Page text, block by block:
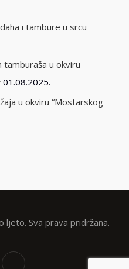
i tambure u srcu
u okviru
01.08.2025.
u okviru “Mostarskog
Sva prava pridržana.